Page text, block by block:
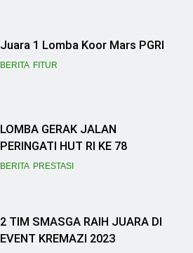
2 TIM SMASGA RAIH JUARA DI
EVENT KREMAZI 2023
BERITA JURNALISTIK
Kerennn!!…Aulia Kamilah Putri XII
MIPA 5 SMASGA Ikut Ramaikan